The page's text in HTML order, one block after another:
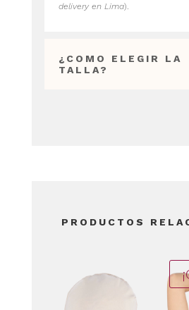
delivery en Lima).
¿COMO ELEGIR LA
TALLA?
PRODUCTOS